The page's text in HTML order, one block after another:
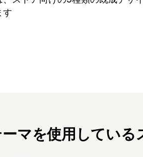
す
マを使用している